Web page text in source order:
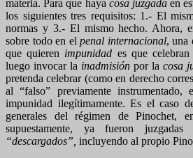
materia. Para que haya cosa juzgada en
los siguientes tres requisitos: 1.- El
normas y 3.- El mismo hecho. Ahora,
sobre todo en el penal internacional, una
que quieren impunidad es que
luego invocar la inadmisión por la cosa
pretenda celebrar (como en derecho
al “falso” previamente
impunidad ilegítimamente. Es el caso
generales del régimen de Pinochet,
supuestamente, ya fueron
“descargados”, incluyendo al propio